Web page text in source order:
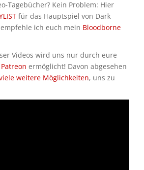
Tagebücher? Kein Problem: Hier
für das Hauptspiel von Dark
ich euch mein Bloodborne
Videos wird uns nur durch eure
ermöglicht! Davon abgesehen
weitere Möglichkeiten, uns zu